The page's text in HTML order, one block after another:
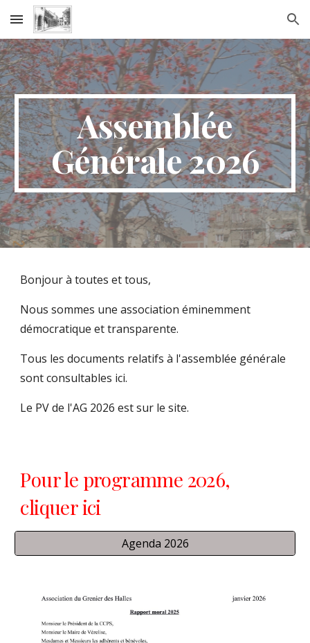
Skip to main content Skip to navigation
Assemblée
Générale 2026
Bonjour à toutes et tous,
Nous sommes une association éminemment
démocratique et transparente.
Tous les documents relatifs à l'assemblée générale
sont consultables ici.
Le PV de l'AG 2026 est sur le site.
Pour le programme 2026,
cliquer ici
Agenda 2026